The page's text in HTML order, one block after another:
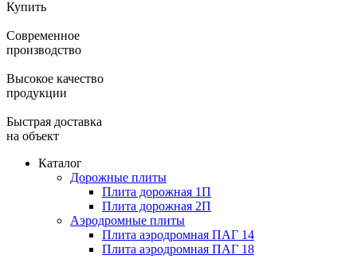
Купить
Современное
производство
Высокое качество
продукции
Быстрая доставка
на объект
Каталог
Дорожные плиты
Плита дорожная 1П
Плита дорожная 2П
Аэродромные плиты
Плита аэродромная ПАГ 14
Плита аэродромная ПАГ 18